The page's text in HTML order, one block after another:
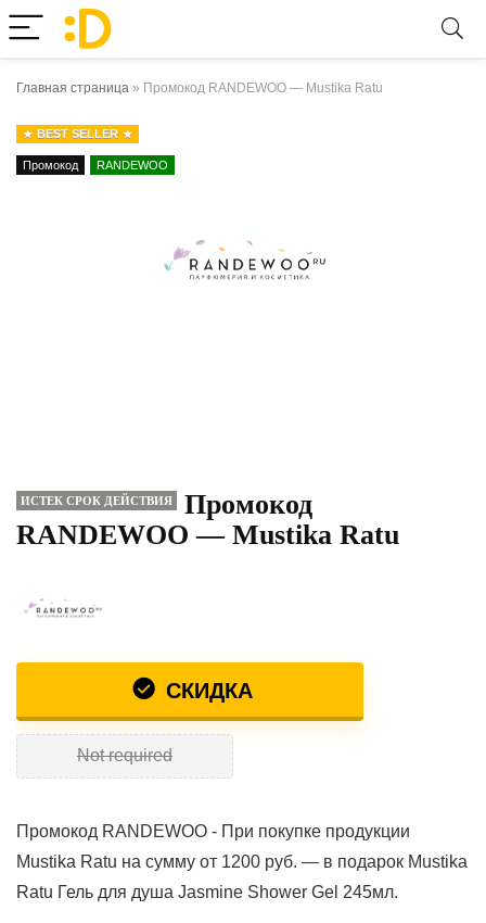
Главная страница » Промокод RANDEWOO — Mustika Ratu
BEST SELLER
Промокод RANDEWOO
ИСТЕК СРОК ДЕЙСТВИЯ
Промокод
RANDEWOO — Mustika Ratu
СКИДКА
Not required
Промокод RANDEWOO - При покупке продукции
Mustika Ratu на сумму от 1200 руб. — в подарок Mustika
Ratu Гель для душа Jasmine Shower Gel 245мл.